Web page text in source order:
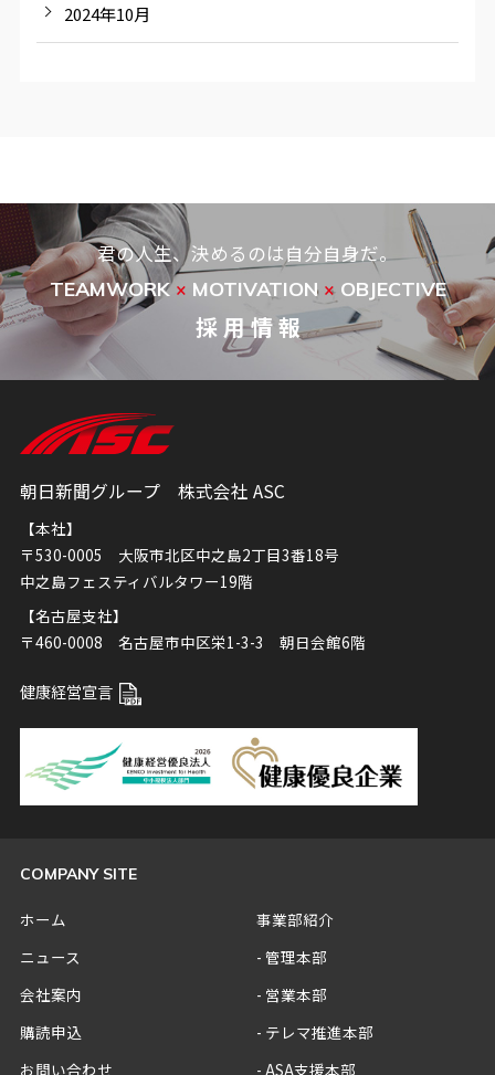
2024年10月
君の人生、決めるのは自分自身だ。
TEAMWORK× MOTIVATION ×OBJECTIVE
採 用 情 報
朝日新聞グループ 株式会社 ASC
【本社】
〒530-0005 大阪市北区中之島2丁目3番18号
中之島フェスティバルタワー19階
【名古屋支社】
〒460-0008 名古屋市中区栄1-3-3 朝日会館6階
健康経営宣言
COMPANY SITE
ホーム
ニュース
会社案内
購読申込
お問い合わせ
事業部紹介
管理本部
営業本部
テレマ推進本部
ASA支援本部